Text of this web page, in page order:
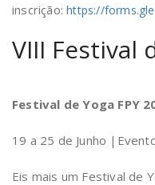
inscrição:https://
VIII Festival
Festival de Yoga FPY
19 a 25 de Junho
Eis mais um Festival de